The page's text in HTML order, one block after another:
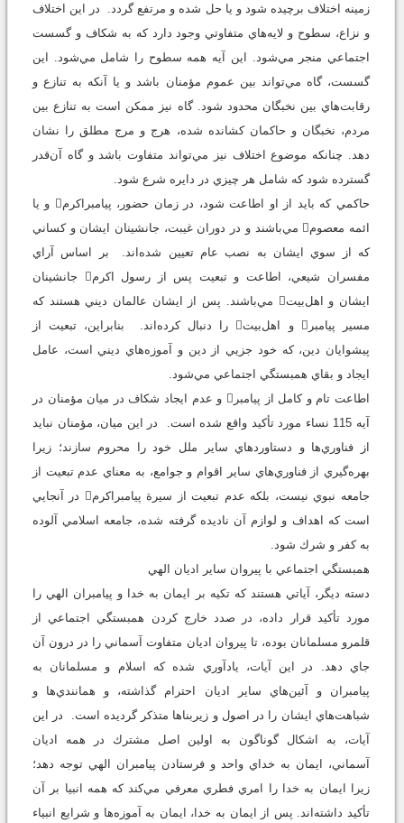
زمينه اختلاف برچيده شود و يا حل شده و مرتفع گردد. در اين اختلاف
و نزاع، سطوح و لايه‌هاي متفاوتي وجود دارد كه به شكاف و گسست
اجتماعي منجر مي‌شود. اين آيه همه سطوح را شامل مي‌شود. اين
گسست، گاه مي‌تواند بين عموم مؤمنان باشد و يا آنكه به تنازع و
رقابت‌هاي بين نخبگان محدود شود. گاه نيز ممكن است به تنازع بين
مردم، نخبگان و حاكمان كشانده شده، هرج و مرج مطلق را نشان
دهد. چنانكه موضوع اختلاف نيز مي‌تواند متفاوت باشد و گاه آن‌قدر
گسترده شود كه شامل هر چيزي در دايره شرع شود.
حاكمي كه بايد از او اطاعت شود، در زمان حضور، پيامبراكرم و يا
ائمه معصوم مي‌باشند و در دوران غيبت، جانشينان ايشان و كساني
كه از سوي ايشان به نصب عام تعيين شده‌اند. بر اساس آراي
مفسران شيعي، اطاعت و تبعيت پس از رسول اكرم جانشينان
ايشان و اهل‌بيت مي‌باشند. پس از ايشان عالمان ديني هستند كه
مسير پيامبر و اهل‌بيت را دنبال كرده‌اند. بنابراين، تبعيت از
پيشوايان دين، كه خود جزيي از دين و آموزه‌هاي ديني است، عامل
ايجاد و بقاي همبستگي اجتماعي مي‌شود.
اطاعت تام و كامل از پيامبر و عدم ايجاد شكاف در ميان مؤمنان در
آيه 115 نساء مورد تأكيد واقع شده است. در اين ميان، مؤمنان نبايد
از فناوري‌ها و دستاوردهاي ساير ملل خود را محروم سازند؛ زيرا
بهره‌گيري از فناوري‌هاي ساير اقوام و جوامع، به معناي عدم تبعيت از
جامعه نبوي نيست، بلكه عدم تبعيت از سيرة پيامبراكرم در آنجايي
است كه اهداف و لوازم آن ناديده گرفته شده، جامعه اسلامي آلوده
به كفر و شرك شود.
همبستگي اجتماعي با پيروان ساير اديان الهي
دسته ديگر، آياتي هستند كه تكيه بر ايمان به خدا و پيامبران الهي را
مورد تأكيد قرار داده، در صدد خارج كردن همبستگي اجتماعي از
قلمرو مسلمانان بوده، تا پيروان اديان متفاوت آسماني را در درون آن
جاي دهد. در اين آيات، يادآوري شده كه اسلام و مسلمانان به
پيامبران و آئين‌هاي ساير اديان احترام گذاشته، و همانندي‌ها و
شباهت‌هاي ايشان را در اصول و زيربناها متذكر گرديده است. در اين
آيات، به اشكال گوناگون به اولين اصل مشترك در همه اديان
آسماني، ايمان به خداي واحد و فرستادن پيامبران الهي توجه دهد؛
زيرا ايمان به خدا را امري فطري معرفي مي‌كند كه همه انبيا بر آن
تأكيد داشته‌اند. پس از ايمان به خدا، ايمان به آموزه‌ها و شرايع انبياء